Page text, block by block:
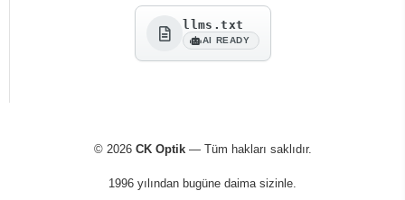
llms.txt
AI READY
© 2026 CK Optik— Tüm hakları saklıdır.
1996 yılından bugüne daima sizinle.